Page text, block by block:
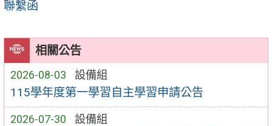
相關公告
2026-08-03 設備組
115學年度第一學習自主學習申請公告
2026-07-30 設備組
聯繫函